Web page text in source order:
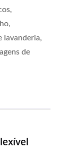
lavanderia,
de